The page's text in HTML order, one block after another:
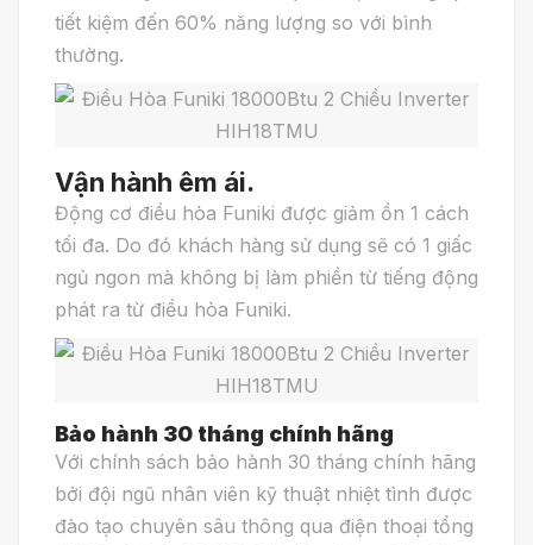
tiết kiệm đến 60% năng lượng so với bình
thường.
Vận hành êm ái.
Động cơ điều hòa Funiki được giảm ồn 1 cách
tối đa. Do đó khách hàng sử dụng sẽ có 1 giấc
ngủ ngon mà không bị làm phiền từ tiếng động
phát ra từ điều hòa Funiki.
Bảo hành 30 tháng chính hãng
Với chính sách bảo hành 30 tháng chính hãng
bởi đội ngũ nhân viên kỹ thuật nhiệt tình được
đào tạo chuyên sâu thông qua điện thoại tổng